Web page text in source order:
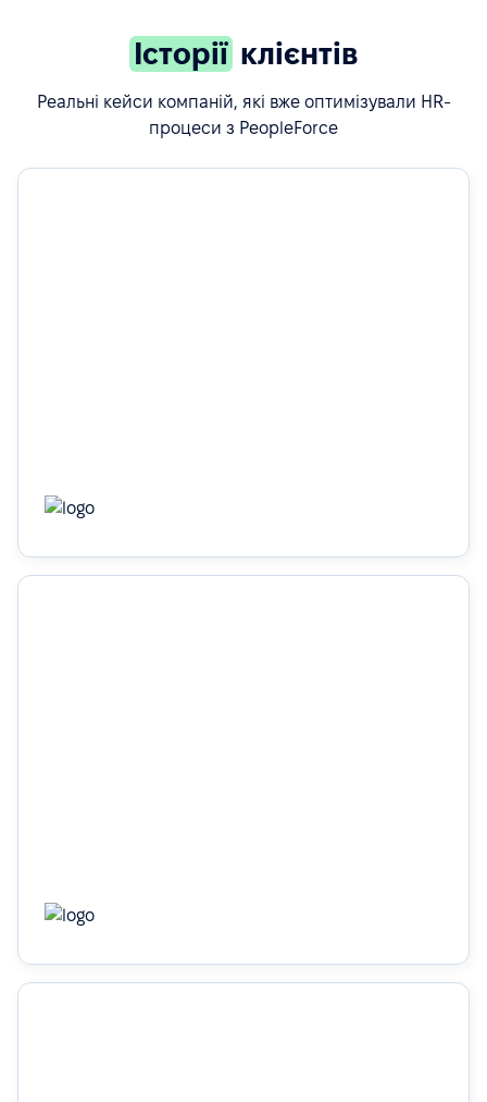
Історії клієнтів
Реальні кейси компаній, які вже оптимізували HR-
процеси з PeopleForce